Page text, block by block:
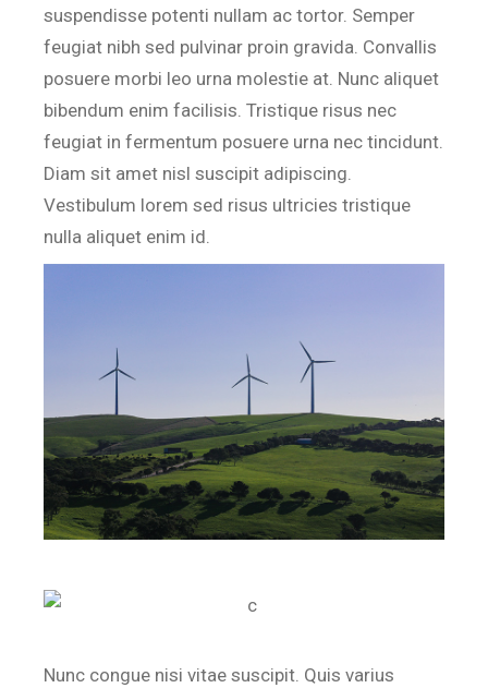
suspendisse potenti nullam ac tortor. Semper
feugiat nibh sed pulvinar proin gravida. Convallis
posuere morbi leo urna molestie at. Nunc aliquet
bibendum enim facilisis. Tristique risus nec
feugiat in fermentum posuere urna nec tincidunt.
Diam sit amet nisl suscipit adipiscing.
Vestibulum lorem sed risus ultricies tristique
nulla aliquet enim id.
Nunc congue nisi vitae suscipit. Quis varius